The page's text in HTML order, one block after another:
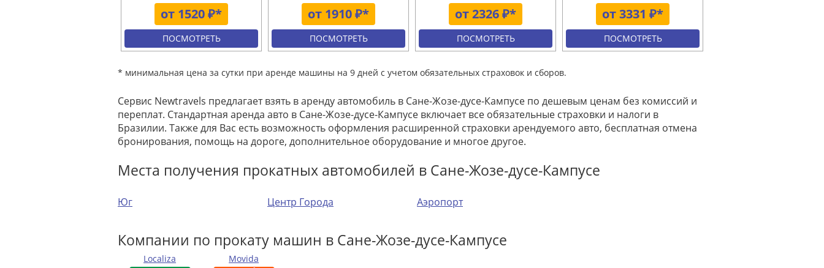
от 1520 ₽*
ПОСМОТРЕТЬ
от 1910 ₽*
ПОСМОТРЕТЬ
от 2326 ₽*
ПОСМОТРЕТЬ
от 3331 ₽*
ПОСМОТРЕТЬ
* минимальная цена за сутки при аренде машины на 9 дней с учетом обязательных страховок и сборов.
Сервис Newtravels предлагает взять в аренду автомобиль в Сане-Жозе-дусе-Кампусе по дешевым ценам без комиссий и
переплат. Стандартная аренда авто в Сане-Жозе-дусе-Кампусе включает все обязательные страховки и налоги в
Бразилии. Также для Вас есть возможность оформления расширенной страховки арендуемого авто, бесплатная отмена
бронирования, помощь на дороге, дополнительное оборудование и многое другое.
Места получения прокатных автомобилей в Сане-Жозе-дусе-Кампусе
Юг Центр Города Аэропорт
Компании по прокату машин в Сане-Жозе-дусе-Кампусе
Localiza Movida